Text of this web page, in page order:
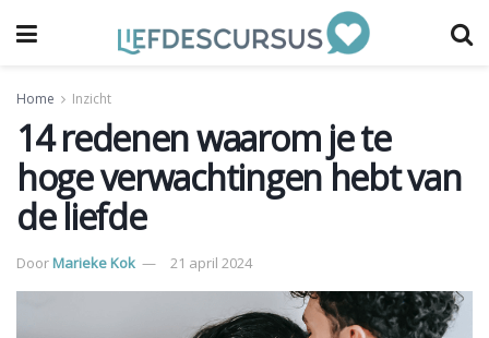
Home Inzicht
14 redenen waarom je te
hoge verwachtingen hebt van
de liefde
DoorMarieke Kok 21 april 2024